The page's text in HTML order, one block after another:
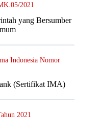
2021
yang Bersumber
Indonesia Nomor
(Sertifikat IMA)
2021